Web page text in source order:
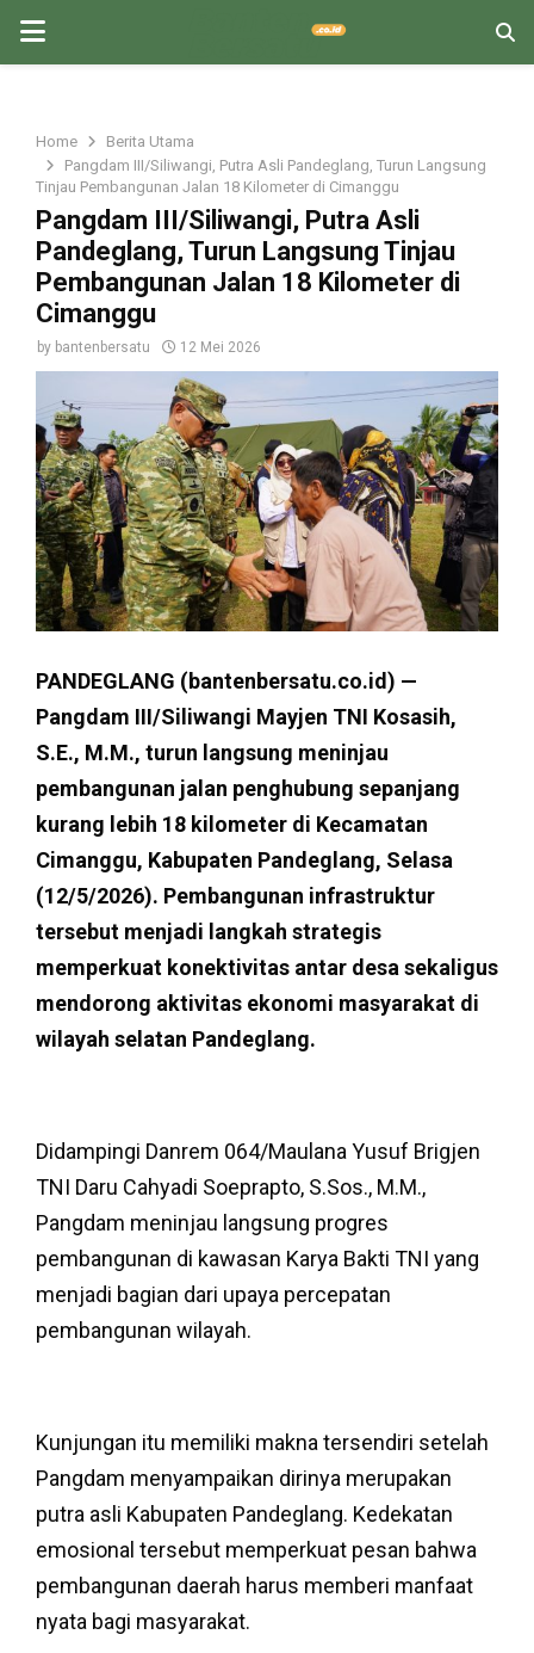
PRIMARY
Home
Berita Utama
Pangdam III/Siliwangi, Putra Asli Pandeglang, Turun Langsung
Tinjau Pembangunan Jalan 18 Kilometer di Cimanggu
Pangdam III/Siliwangi, Putra Asli
Pandeglang, Turun Langsung Tinjau
Pembangunan Jalan 18 Kilometer di
Cimanggu
by bantenbersatu 12 Mei 2026
PANDEGLANG (bantenbersatu.co.id) —
Pangdam III/Siliwangi Mayjen TNI Kosasih,
S.E., M.M., turun langsung meninjau
pembangunan jalan penghubung sepanjang
kurang lebih 18 kilometer di Kecamatan
Cimanggu, Kabupaten Pandeglang, Selasa
(12/5/2026). Pembangunan infrastruktur
tersebut menjadi langkah strategis
memperkuat konektivitas antar desa sekaligus
mendorong aktivitas ekonomi masyarakat di
wilayah selatan Pandeglang.
Didampingi Danrem 064/Maulana Yusuf Brigjen
TNI Daru Cahyadi Soeprapto, S.Sos., M.M.,
Pangdam meninjau langsung progres
pembangunan di kawasan Karya Bakti TNI yang
menjadi bagian dari upaya percepatan
pembangunan wilayah.
Kunjungan itu memiliki makna tersendiri setelah
Pangdam menyampaikan dirinya merupakan
putra asli Kabupaten Pandeglang. Kedekatan
emosional tersebut memperkuat pesan bahwa
pembangunan daerah harus memberi manfaat
nyata bagi masyarakat.